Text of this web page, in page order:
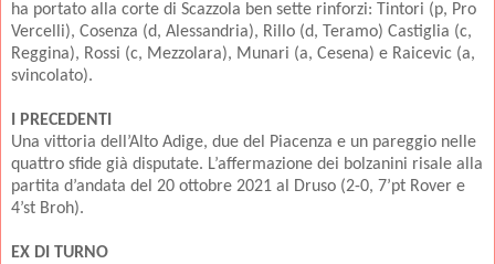
ha portato alla corte di Scazzola ben sette rinforzi: Tintori (p, Pro
Vercelli), Cosenza (d, Alessandria), Rillo (d, Teramo) Castiglia (c,
Reggina), Rossi (c, Mezzolara), Munari (a, Cesena) e Raicevic (a,
svincolato).
I PRECEDENTI
Una vittoria dell’Alto Adige, due del Piacenza e un pareggio nelle
quattro sfide già disputate. L’affermazione dei bolzanini risale alla
partita d’andata del 20 ottobre 2021 al Druso (2-0, 7’pt Rover e
4’st Broh).
EX DI TURNO